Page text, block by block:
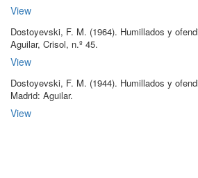
View
Dostoyevski, F. M. (1964). Humillados y
Aguilar, Crisol, n.º 45.
View
Dostoyevski, F. M. (1944). Humillados y
Madrid: Aguilar.
View